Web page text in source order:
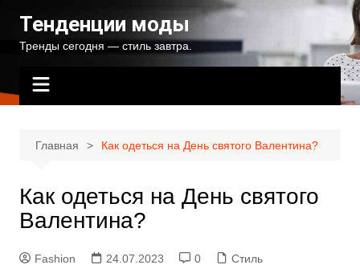
содержимому
Тенденции моды
Тренды сегодня — стиль завтра.
Главная Как одеться на День святого Валентина?
Как одеться на День святого
Валентина?
Fashion 24.07.2023 0 Стиль